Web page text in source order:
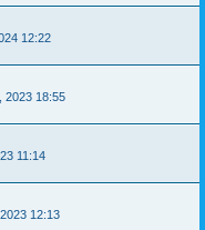
12:22
2023 18:55
11:14
12:13